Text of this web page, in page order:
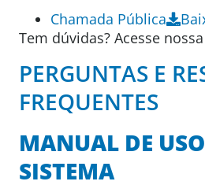
Chamada Pública
Tem dúvidas? Acesse
PERGUNTAS E
FREQUENTES
MANUAL DE
SISTEMA